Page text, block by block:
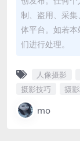
制、盗用、采
体平台。如若
们进行处理。
人像摄影
摄影技巧
摄
mo